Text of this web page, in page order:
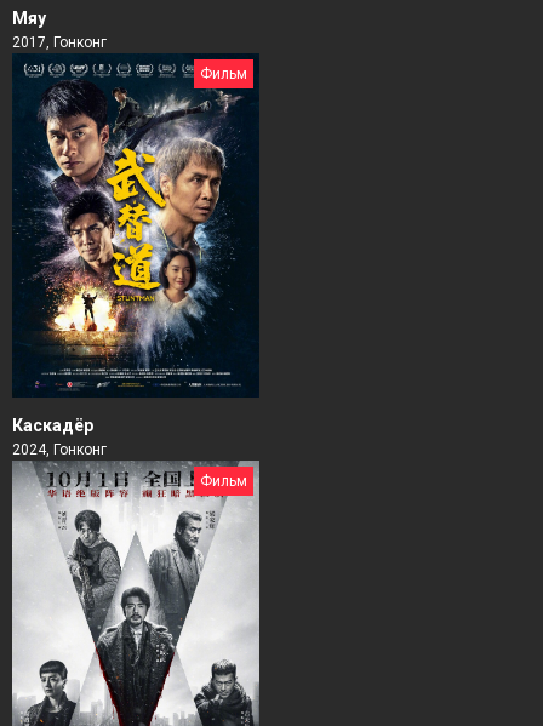
Мяу
2017, Гонконг
Фильм
Каскадёр
2024, Гонконг
Фильм